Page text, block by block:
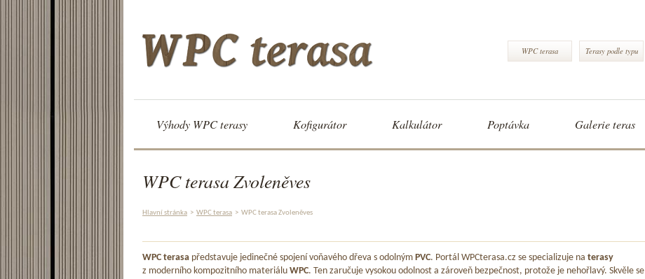
WPC terasa Terasy podle typu
Výhody WPC terasy Kofigurátor Kalkulátor Poptávka Galerie teras
WPC terasa Zvoleněves
Hlavní stránka > WPC terasa > WPC terasa Zvoleněves
WPC terasa představuje jedinečné spojení voňavého dřeva s odolným PVC. Portál WPCterasa.cz se specializuje na terasy
z moderního kompozitního materiálu WPC. Ten zaručuje vysokou odolnost a zároveň bezpečnost, protože je nehořlavý. Skvěle se